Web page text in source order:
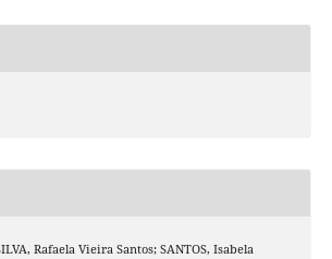
Rafaela Vieira Santos; SANTOS, Isabela